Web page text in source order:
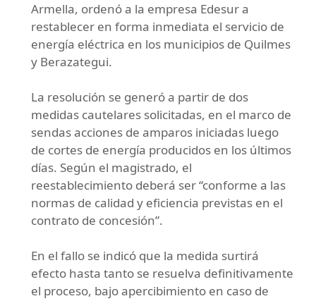
Armella, ordenó a la empresa Edesur a
restablecer en forma inmediata el servicio de
energía eléctrica en los municipios de Quilmes
y Berazategui.
La resolución se generó a partir de dos
medidas cautelares solicitadas, en el marco de
sendas acciones de amparos iniciadas luego
de cortes de energía producidos en los últimos
días. Según el magistrado, el
reestablecimiento deberá ser “conforme a las
normas de calidad y eficiencia previstas en el
contrato de concesión”.
En el fallo se indicó que la medida surtirá
efecto hasta tanto se resuelva definitivamente
el proceso, bajo apercibimiento en caso de